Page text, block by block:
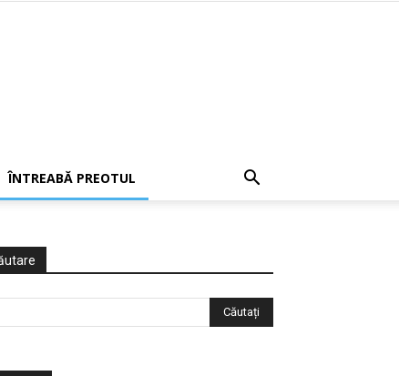
ÎNTREABĂ PREOTUL